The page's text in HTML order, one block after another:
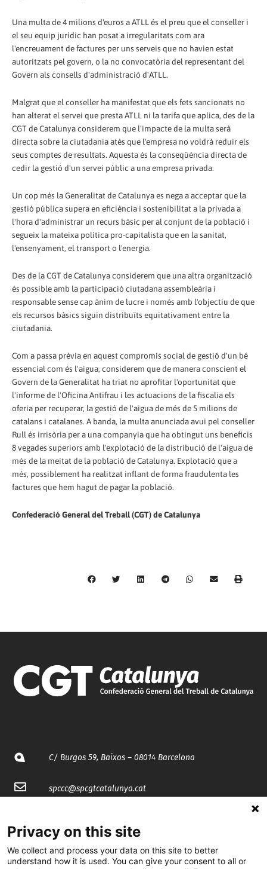
Una multa de 4 milions d'euros a ATLL és el preu que el conseller i
el seu equip jurídic han posat a irregularitats com ara
l'encreuament de factures per uns serveis que no havien estat
autoritzats pel govern, o la no convocatòria del representant del
Govern als consells d'administració d'ATLL.
Malgrat que el conseller ha manifestat que els fets sancionats no
han alterat el servei que presta ATLL ni la tarifa que aplica, des de la
CGT de Catalunya considerem que l'impacte de la multa serà
directa sobre la ciutadania atès que l'empresa no voldrà reduir els
seus comptes de resultats. Aquesta és la conseqüència directa de
cedir la gestió d'un servei públic a una empresa privada.
Un cop més la Generalitat de Catalunya es nega a acceptar que la
gestió pública supera en eficiència i sostenibilitat a la privada a
l'hora d'administrar un recurs bàsic per al conjunt de la població i
segueix la mateixa política pro-capitalista que en la sanitat,
l'ensenyament, el transport o l'energia.
Des de la CGT de Catalunya considerem que una altra organització
és possible amb la participació ciutadana assembleària i
responsable sense cap ànim de lucre i només amb l'objectiu de que
els recursos bàsics siguin distribuïts equitativament entre la
ciutadania.
Com a passa prèvia en aquest compromís social de gestió d'un bé
essencial com és l'aigua, considerem que de manera conscient el
Govern de la Generalitat ha triat no aprofitar l'oportunitat que
l'informe de l'Oficina Antifrau i les actuacions de la fiscalia els
oferia per recuperar, la gestió de l'aigua de més de 5 milions de
catalans i catalanes. A banda, la multa anunciada avui pel conseller
Rull és irrisòria per a una companyia que ha obtingut uns beneficis
8 vegades superiors amb l'explotació de la distribució de l'aigua de
més de la meitat de la població de Catalunya. Explotació que a
més, possiblement ha realitzat inflant de forma fraudulenta les
factures que hem hagut de pagar la població.
Confederació General del Treball (CGT) de Catalunya
C/ Burgos 59, Baixos – 08014 Barcelona
spccc@spcgtcatalunya.cat
@CGTCatalunya
Privacy on this site
We collect and process your data on this site to better
understand how it is used. You can give your consent to all or